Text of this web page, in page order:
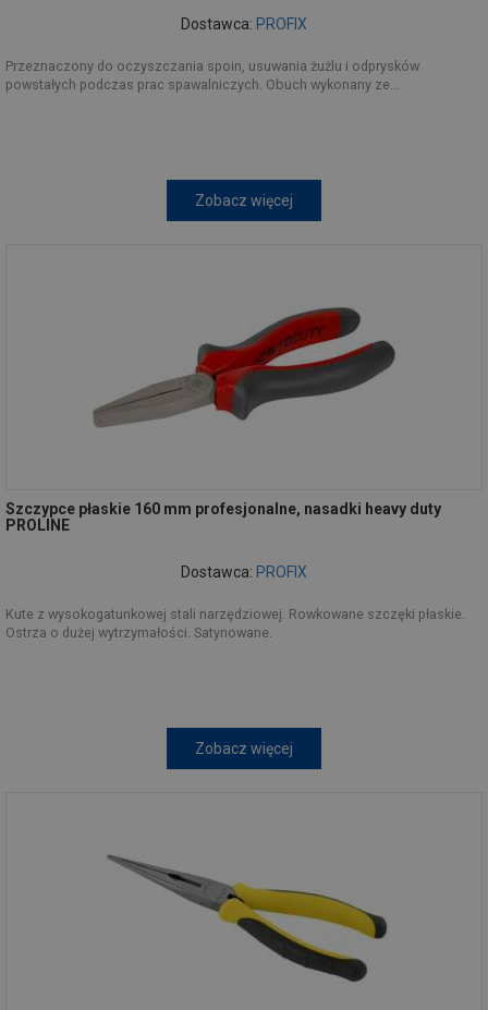
Dostawca: PROFIX
Przeznaczony do oczyszczania spoin, usuwania żużlu i odprysków
powstałych podczas prac spawalniczych. Obuch wykonany ze...
Zobacz więcej
Szczypce płaskie 160 mm profesjonalne, nasadki heavy duty
PROLINE
Dostawca: PROFIX
Kute z wysokogatunkowej stali narzędziowej. Rowkowane szczęki płaskie.
Ostrza o dużej wytrzymałości. Satynowane.
Zobacz więcej